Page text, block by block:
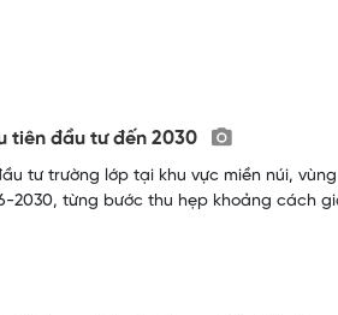
tiên đầu tư đến 2030
tư trường lớp tại khu vực miền núi,
2030, từng bước thu hẹp khoảng cách